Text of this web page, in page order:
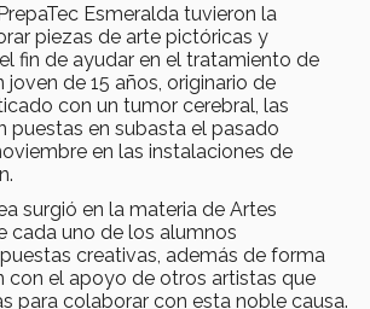
Esmeralda tuvieron la
piezas de arte pictóricas y
fin de ayudar en el tratamiento de
joven de 15 años, originario de
con un tumor cerebral, las
puestas en subasta el pasado
en las instalaciones de
surgió en la materia de Artes
cada uno de los alumnos
creativas, además de forma
con el apoyo de otros artistas que
para colaborar con esta noble causa.